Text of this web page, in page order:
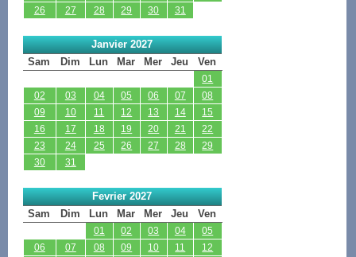
26
27 28 29 30 31
Janvier 2027
Sam
Dim Lun Mar Mer Jeu Ven
01
02
03 04 05 06 07
08
09
10 11 12 13 14
15
16
17 18 19 20 21
22
23
24 25 26 27 28
29
30
31
Fevrier 2027
Sam
Dim Lun Mar Mer Jeu Ven
01 02 03 04
05
06
07 08 09 10 11
12